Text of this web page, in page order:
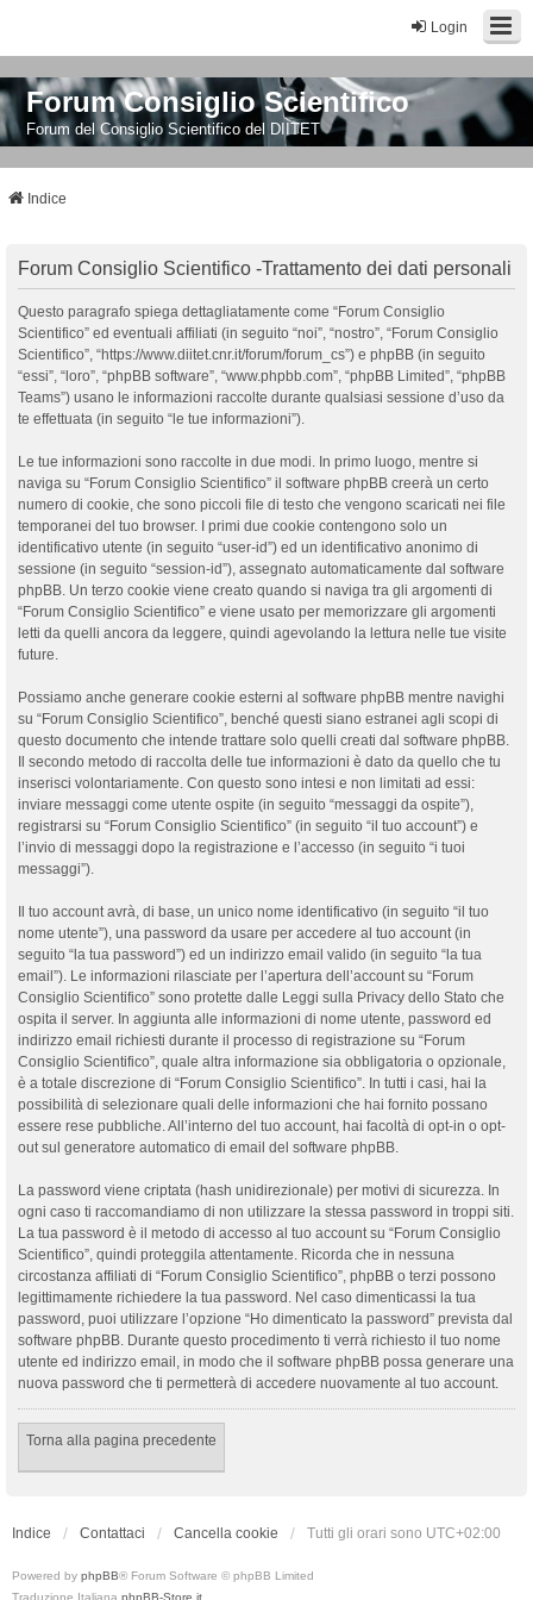
Login
Forum Consiglio Scientifico
Forum del Consiglio Scientifico del DIITET
Indice
Forum Consiglio Scientifico -Trattamento dei dati personali
Questo paragrafo spiega dettagliatamente come “Forum Consiglio
Scientifico” ed eventuali affiliati (in seguito “noi”, “nostro”, “Forum Consiglio
Scientifico”, “https://www.diitet.cnr.it/forum/forum_cs”) e phpBB (in seguito
“essi”, “loro”, “phpBB software”, “www.phpbb.com”, “phpBB Limited”, “phpBB
Teams”) usano le informazioni raccolte durante qualsiasi sessione d’uso da
te effettuata (in seguito “le tue informazioni”).
Le tue informazioni sono raccolte in due modi. In primo luogo, mentre si
naviga su “Forum Consiglio Scientifico” il software phpBB creerà un certo
numero di cookie, che sono piccoli file di testo che vengono scaricati nei file
temporanei del tuo browser. I primi due cookie contengono solo un
identificativo utente (in seguito “user-id”) ed un identificativo anonimo di
sessione (in seguito “session-id”), assegnato automaticamente dal software
phpBB. Un terzo cookie viene creato quando si naviga tra gli argomenti di
“Forum Consiglio Scientifico” e viene usato per memorizzare gli argomenti
letti da quelli ancora da leggere, quindi agevolando la lettura nelle tue visite
future.
Possiamo anche generare cookie esterni al software phpBB mentre navighi
su “Forum Consiglio Scientifico”, benché questi siano estranei agli scopi di
questo documento che intende trattare solo quelli creati dal software phpBB.
Il secondo metodo di raccolta delle tue informazioni è dato da quello che tu
inserisci volontariamente. Con questo sono intesi e non limitati ad essi:
inviare messaggi come utente ospite (in seguito “messaggi da ospite”),
registrarsi su “Forum Consiglio Scientifico” (in seguito “il tuo account”) e
l’invio di messaggi dopo la registrazione e l’accesso (in seguito “i tuoi
messaggi”).
Il tuo account avrà, di base, un unico nome identificativo (in seguito “il tuo
nome utente”), una password da usare per accedere al tuo account (in
seguito “la tua password”) ed un indirizzo email valido (in seguito “la tua
email”). Le informazioni rilasciate per l’apertura dell’account su “Forum
Consiglio Scientifico” sono protette dalle Leggi sulla Privacy dello Stato che
ospita il server. In aggiunta alle informazioni di nome utente, password ed
indirizzo email richiesti durante il processo di registrazione su “Forum
Consiglio Scientifico”, quale altra informazione sia obbligatoria o opzionale,
è a totale discrezione di “Forum Consiglio Scientifico”. In tutti i casi, hai la
possibilità di selezionare quali delle informazioni che hai fornito possano
essere rese pubbliche. All’interno del tuo account, hai facoltà di opt-in o opt-
out sul generatore automatico di email del software phpBB.
La password viene criptata (hash unidirezionale) per motivi di sicurezza. In
ogni caso ti raccomandiamo di non utilizzare la stessa password in troppi siti.
La tua password è il metodo di accesso al tuo account su “Forum Consiglio
Scientifico”, quindi proteggila attentamente. Ricorda che in nessuna
circostanza affiliati di “Forum Consiglio Scientifico”, phpBB o terzi possono
legittimamente richiedere la tua password. Nel caso dimenticassi la tua
password, puoi utilizzare l’opzione “Ho dimenticato la password” prevista dal
software phpBB. Durante questo procedimento ti verrà richiesto il tuo nome
utente ed indirizzo email, in modo che il software phpBB possa generare una
nuova password che ti permetterà di accedere nuovamente al tuo account.
Torna alla pagina precedente
Indice Contattaci Cancella cookie Tutti gli orari sono UTC+02:00
Powered by phpBB® Forum Software © phpBB Limited
Traduzione Italiana phpBB-Store.it